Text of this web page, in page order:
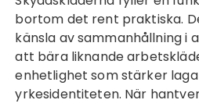
bortom det rent praktiska.
känsla av sammanhållning i
att bära liknande
enhetlighet som stärker
yrkesidentiteten. När